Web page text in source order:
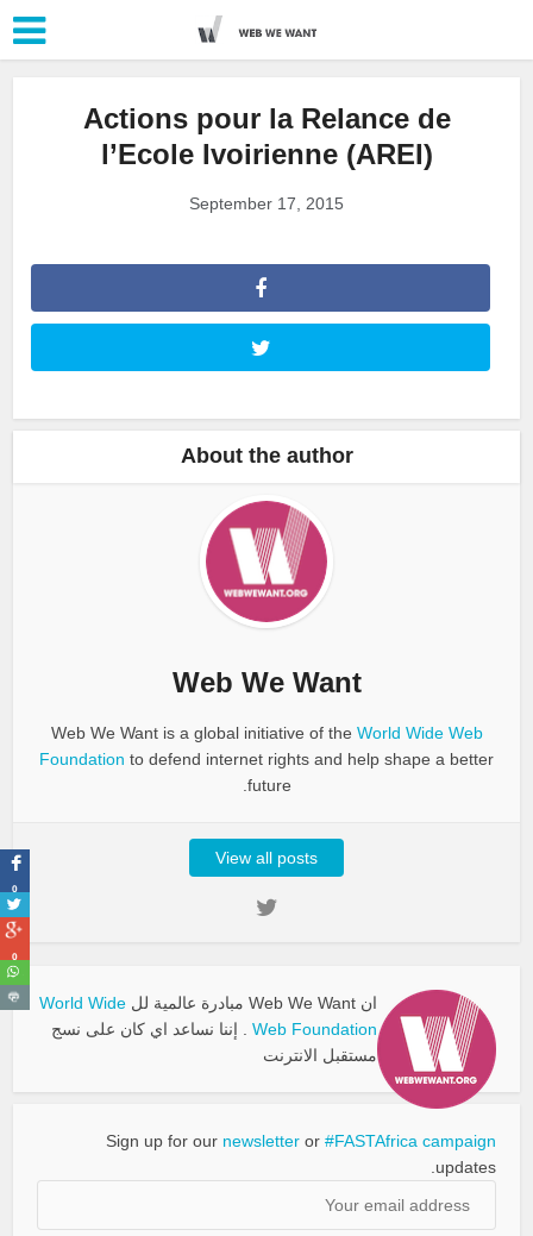
Actions pour la Relance de
l’Ecole Ivoirienne (AREI)
September 17, 2015
About the author
Web We Want
Web We Want is a global initiative of the World Wide Web
Foundation to defend internet rights and help shape a better
future.
View all posts
ان Web We Want مبادرة عالمية لل
World Wide
Web Foundation . إننا نساعد اي كان على نسج
مستقبل الانترنت
Sign up for our newsletteror #FASTAfrica campaign
updates.
0
0